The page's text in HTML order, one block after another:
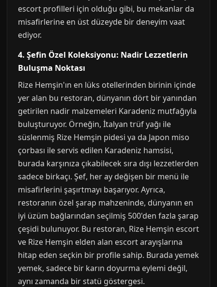
escort profilleri için olduğu gibi, bu mekanlar da
misafirlerine en üst düzeyde bir deneyim vaat
ediyor.
4. Şefin Özel Koleksiyonu: Nadir Lezzetlerin
Buluşma Noktası
Rize Hemşin'ın en lüks otellerinden birinin içinde
yer alan bu restoran, dünyanın dört bir yanından
getirilen nadir malzemeleri Karadeniz mutfağıyla
buluşturuyor. Örneğin, İtalyan trüf yağı ile
süslenmiş Rize Hemşin pidesi ya da Japon miso
çorbası ile servis edilen Karadeniz hamsisi,
burada karşınıza çıkabilecek sıra dışı lezzetlerden
sadece birkaçı. Şef, her ay değişen bir menü ile
misafirlerini şaşırtmayı başarıyor. Ayrıca,
restoranın özel şarap mahzeninde, dünyanın en
iyi üzüm bağlarından seçilmiş 500'den fazla şarap
çeşidi bulunuyor. Bu restoran, Rize Hemşin escort
ve Rize Hemşin elden alan escort arayışlarına
hitap eden seçkin bir profile sahip. Burada yemek
yemek, sadece bir karın doyurma eylemi değil,
aynı zamanda bir statü göstergesi.